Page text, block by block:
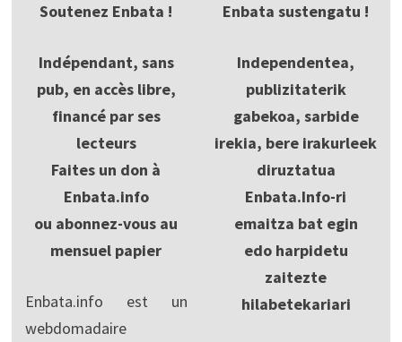
Soutenez Enbata !
Indépendant, sans
pub, en accès libre,
financé par ses
lecteurs
Faites un don à
Enbata.info
ou abonnez-vous au
mensuel papier
Enbata.info est un
webdomadaire
Enbata sustengatu !
Independentea,
publizitaterik
gabekoa, sarbide
irekia, bere irakurleek
diruztatua
Enbata.Info-ri
emaitza bat egin
edo harpidetu
zaitezte
hilabetekariari